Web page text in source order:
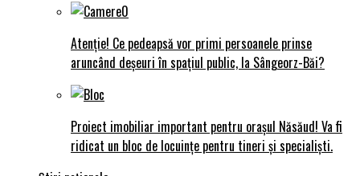
Atenție! Ce pedeapsă vor primi persoanele prinse
aruncând deșeuri în spațiul public, la Sângeorz-Băi?
Proiect imobiliar important pentru orașul Năsăud! Va fi
ridicat un bloc de locuințe pentru tineri și specialiști.